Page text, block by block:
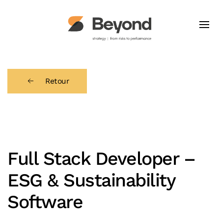
Retour
Full Stack Developer –
ESG & Sustainability
Software